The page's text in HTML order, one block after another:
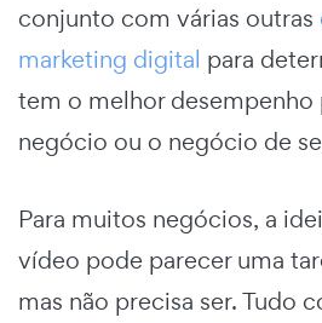
conjunto com várias outras
marketing digital para
tem o melhor desempenho
negócio ou o negócio de
Para muitos negócios, a
vídeo pode parecer uma
mas não precisa ser. Tudo